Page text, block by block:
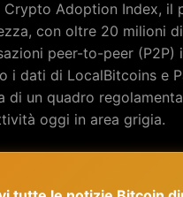
Crypto Adoption Index,
con oltre 20 milioni
peer-to-peer
i dati di LocalBitcoins e
di un quadro
oggi in area grigia.